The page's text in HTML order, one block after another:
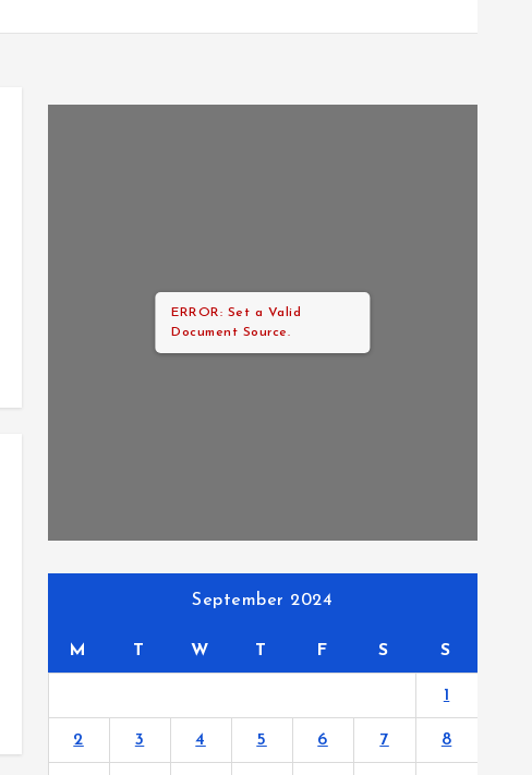
ERROR: Set a Valid
Document Source.
September 2024
M T W T F S S
1
2 3 4 5 6 7 8